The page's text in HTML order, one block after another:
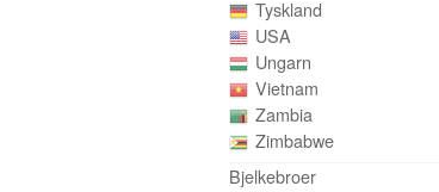
Tyskland
USA
Ungarn
Vietnam
Zambia
Zimbabwe
Bjelkebroer